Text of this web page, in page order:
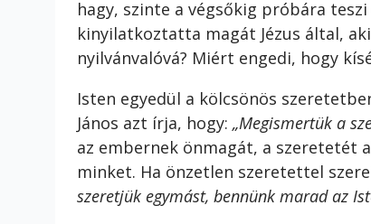
hagy, szinte a végsőkig próbára
kinyilatkoztatta magát Jézus által,
nyilvánvalóvá? Miért engedi, hogy
Isten egyedül a kölcsönös
János azt írja, hogy:„Megismertük a
az embernek önmagát, a szeretetét
minket. Ha önzetlen szeretettel
szeretjük egymást, bennünk marad az